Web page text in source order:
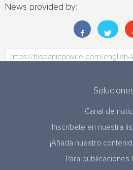
News provided by:
Canal de
Inscríbete en nuestra
¡Añada nuestro
Para publicaciones